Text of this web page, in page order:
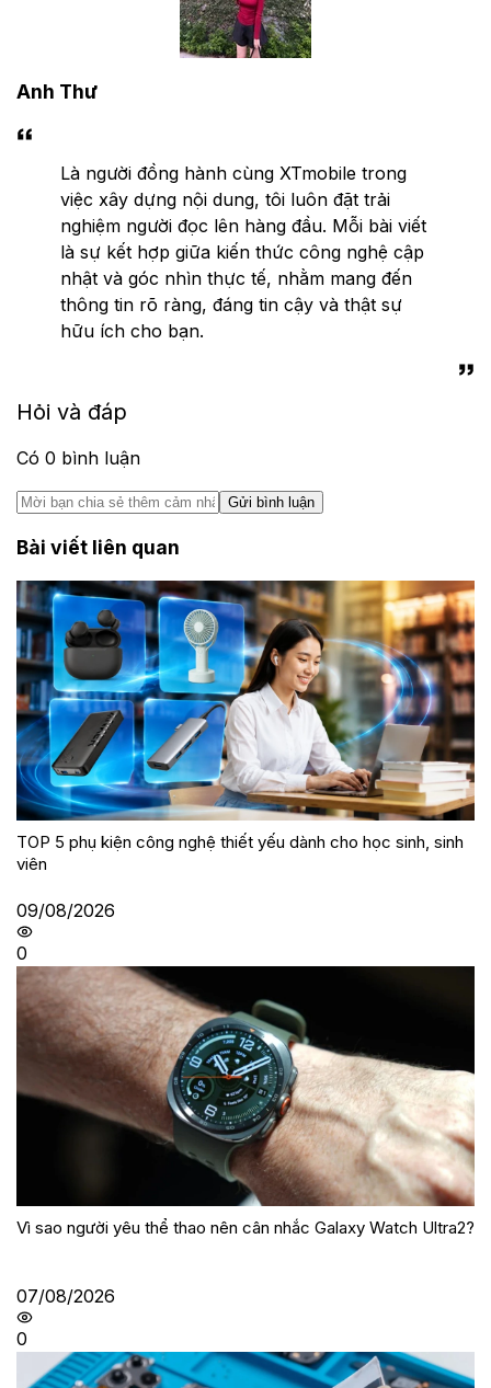
Anh Thư
Là người đồng hành cùng XTmobile trong
việc xây dựng nội dung, tôi luôn đặt trải
nghiệm người đọc lên hàng đầu. Mỗi bài viết
là sự kết hợp giữa kiến thức công nghệ cập
nhật và góc nhìn thực tế, nhằm mang đến
thông tin rõ ràng, đáng tin cậy và thật sự
hữu ích cho bạn.
Hỏi và đáp
Có 0 bình luận
Gửi bình luận
Bài viết liên quan
TOP 5 phụ kiện công nghệ thiết yếu dành cho học sinh, sinh
viên
09/08/2026
0
Vì sao người yêu thể thao nên cân nhắc Galaxy Watch Ultra2?
07/08/2026
0